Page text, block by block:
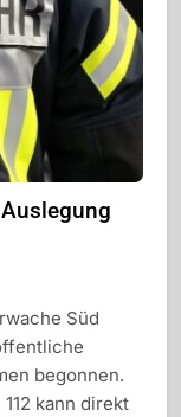
Süd
begonnen.
kann direkt